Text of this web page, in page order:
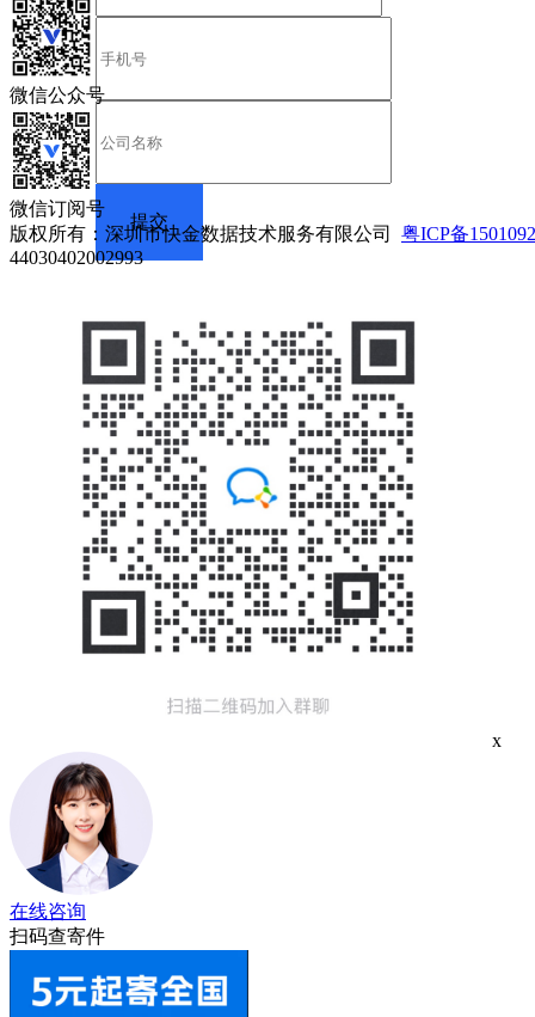
微信公众号
微信订阅号
版权所有：深圳市快金数据技术服务有限公司 粤ICP备
44030402002993
x
在线咨询
扫码查寄件